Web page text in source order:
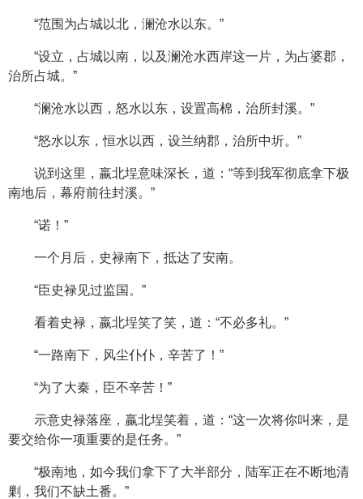
“范围为占城以北，澜沧水以东。”
“设立，占城以南，以及澜沧水西岸这一片，为占婆郡，
治所占城。”
“澜沧水以西，怒水以东，设置高棉，治所封溪。”
“怒水以东，恒水以西，设兰纳郡，治所中圻。”
说到这里，嬴北埕意味深长，道：“等到我军彻底拿下极
南地后，幕府前往封溪。”
“诺！”
一个月后，史禄南下，抵达了安南。
“臣史禄见过监国。”
看着史禄，嬴北埕笑了笑，道：“不必多礼。”
“一路南下，风尘仆仆，辛苦了！”
“为了大秦，臣不辛苦！”
示意史禄落座，嬴北埕笑着，道：“这一次将你叫来，是
要交给你一项重要的是任务。”
“极南地，如今我们拿下了大半部分，陆军正在不断地清
剿，我们不缺土番。”